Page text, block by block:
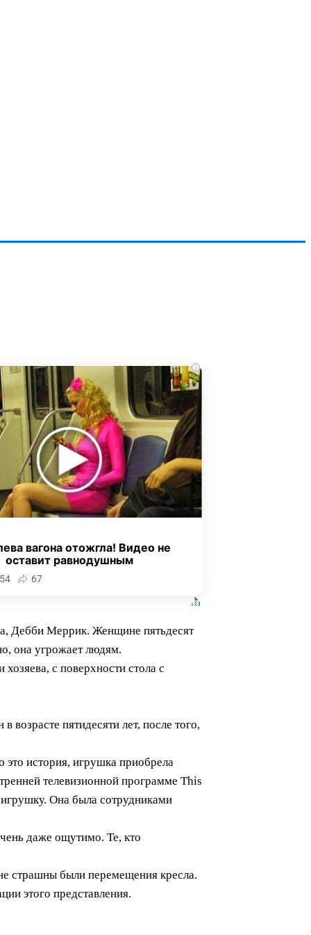
i
вагона отожгла! Видео не
оставит равнодушным
54 67
Дебби Меррик. Женщине пятьдесят
она угрожает людям.
хозяева, с поверхности стола с
пятидесяти лет, после того,
история, игрушка приобрела
телевизионной программе This
Она была сотрудниками
даже ощутимо. Те, кто
страшны были перемещения кресла.
этого представления.